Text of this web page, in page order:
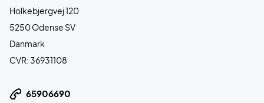
Holkebjergvej 120
5250 Odense SV
Danmark
CVR: 36931108
65906690